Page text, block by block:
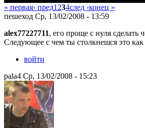
« первая‹ пред1234след ›конец »
пешеход Ср, 13/02/2008 - 13:59
alex77227711, его проще с нуля сделать
Следующее с чем ты столкнешся это как
войти
pala4 Ср, 13/02/2008 - 15:23